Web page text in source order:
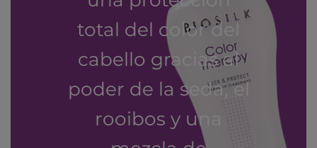
total del color del
cabello gracias al
poder de la seda, el
rooibos y una